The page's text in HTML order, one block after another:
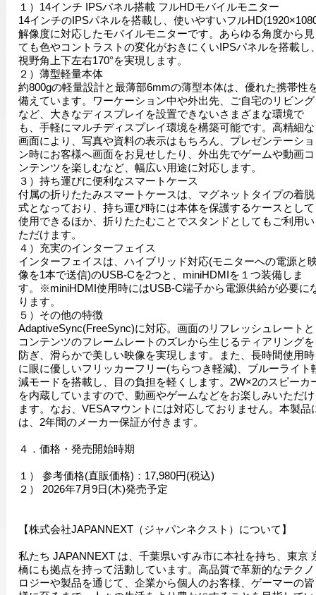
１）14インチ IPSパネル搭載 フルHDモバイルモニター
14インチのIPSパネルを搭載し、使いやすいフル
解像度に対応したモバイルモニターです。あらゆる角度から見
ても色やコントラストの変化がおきにくいIPSパネルを搭載し
視野角上下左右170°を実現します。
２）薄型軽量本体
約800gの軽量設計と最薄部6mmの薄型本体は、優れた携帯性
備えています。ワーケーション中や外出先、ご自宅のリビング
など、大きなディスプレイを設置できないさまざまな環境で
も、手軽にマルチディスプレイ環境を構築可能です。高精細な
画面により、写真や資料の表示はもちろん、プレゼンテーショ
ン時にお客様へ画面をお見せしたり、外出先でゲームや動画コ
ンテンツを楽しむなど、幅広い用途に対応します。
３）持ち運びに便利なスマートケース
付属の折りたたみスマートケースは、マグネットタイプの着脱
式となっており、持ち運び時には本体を保護するケースとして
使用できるほか、折りたたむことでスタンドとしてもご利用い
ただけます。
４）充実のインターフェイス
インターフェイスは、ハイブリッド対応(モニターへの電源と
像を1本で送信)のUSB-Cを2つと、miniHDMIを１つ装備しま
す。※miniHDMI使用時にはUSB-C端子から電源供給が必要に
ります。
５）その他の特徴
AdaptiveSync(FreeSync)に対応。画面のリフレッシュレートと
コンテンツのフレームレートのズレから生じるティアリングを
防ぎ、滑らかで美しい映像を実現します。また、長時間使用時
に眼に優しいフリッカーフリー(ちらつき軽減)、ブルーライト
減モードを搭載し、目の負担を軽くします。2W×2のスピーカ
を内蔵していますので、動画やゲームなどをお楽しみいただけ
ます。なお、VESAマウントには対応しておりません。本製品
は、2年間のメーカー保証が付きます。
４．価格・発売開始時期
１） 参考価格(直販価格)：17,980円(税込)
２） 2026年7月9日(木)発売予定
【株式会社JAPANNEXT（ジャパンネクスト）について】
私たち JAPANNEXT は、千葉県いすみ市に本社を持ち、東京
橋にも拠点を持って活動しています。高品質で革新的なテクノ
ロジーや製品を通じて、企業から個人のお客様、ゲーマーの皆